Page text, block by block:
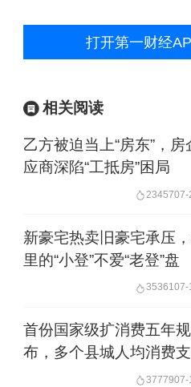
打开第一财经
相关阅读
乙方被迫当上“房东”，房
应商深陷“工抵房”困局
2345707-
新豪宅热卖旧豪宅承压
里的“小登”不爱“老登”盘
3536107-
首份国家级扩消费五年
布，多个县城人均消费
3777907-